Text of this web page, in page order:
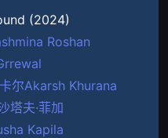
(2024)
Roshan
尔Akarsh Khurana
塔夫·菲加
Kapila